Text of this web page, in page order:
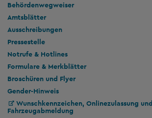
Behördenwegweiser
Amtsblätter
Ausschreibungen
Pressestelle
Notrufe & Hotlines
Formulare & Merkblätter
Broschüren und Flyer
Gender-Hinweis
Wunschkennzeichen, Onlinezulassung und
Fahrzeugabmeldung